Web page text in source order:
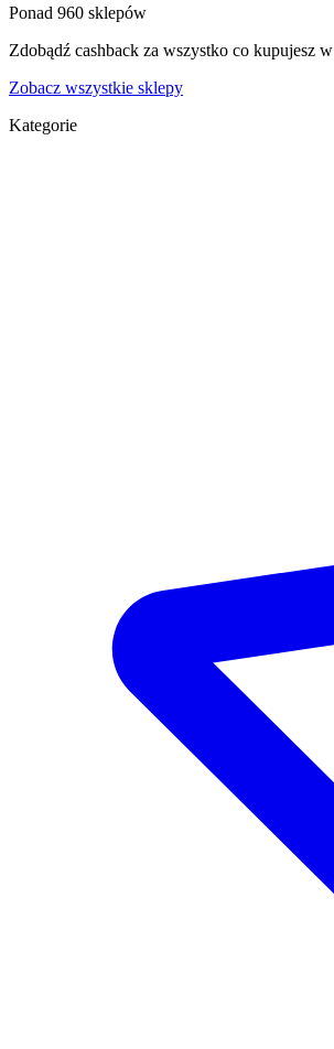
Ponad 960 sklepów
Zdobądź cashback za wszystko co kupujesz
Zobacz wszystkie sklepy
Kategorie